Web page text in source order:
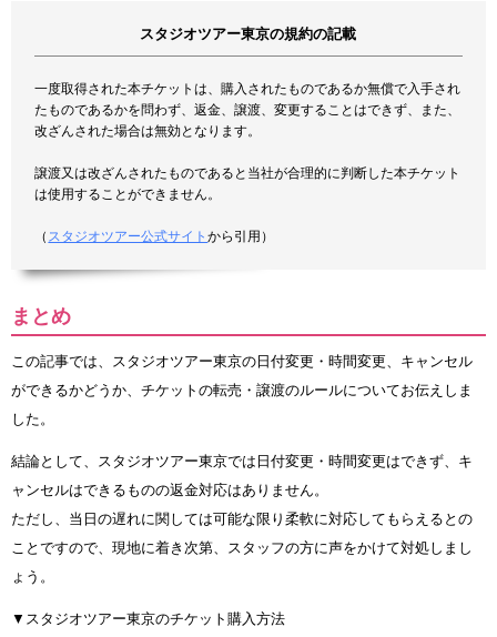
スタジオツアー東京の規約の記載
一度取得された本チケットは、購入されたものであるか無償で入手され
たものであるかを問わず、返金、譲渡、変更することはできず、また、
改ざんされた場合は無効となります。
譲渡又は改ざんされたものであると当社が合理的に判断した本チケット
は使用することができません。
（ スタジオツアー公式サイトから引用）
まとめ
この記事では、スタジオツアー東京の日付変更・時間変更、キャンセル
ができるかどうか、チケットの転売・譲渡のルールについてお伝えしま
した。
結論として、スタジオツアー東京では日付変更・時間変更はできず、キ
ャンセルはできるものの返金対応はありません。
ただし、当日の遅れに関しては可能な限り柔軟に対応してもらえるとの
ことですので、現地に着き次第、スタッフの方に声をかけて対処しまし
ょう。
▼スタジオツアー東京のチケット購入方法